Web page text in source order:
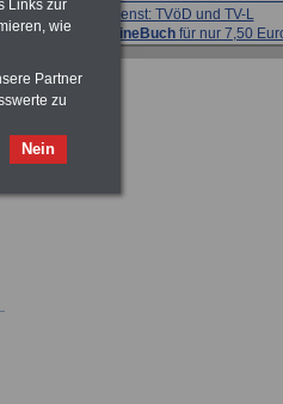
Dienst: TVöD und TV-L
OnlineBuch für nur 7,50
ACHTUNG
Links zur
wie
Partner
zu
Nein